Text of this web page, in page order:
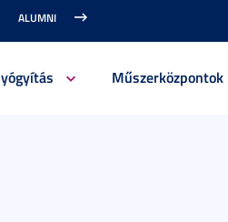
ALUMNI
Műszerközpontok